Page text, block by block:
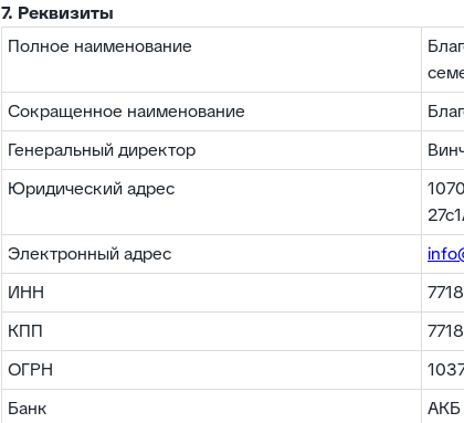
7. Реквизиты
Полное наименование
Сокращенное наименование
Генеральный директор
Юридический адрес
Электронный адрес
ИНН
КПП
ОГРН
Банк
АКБ
Команда
Партнёры